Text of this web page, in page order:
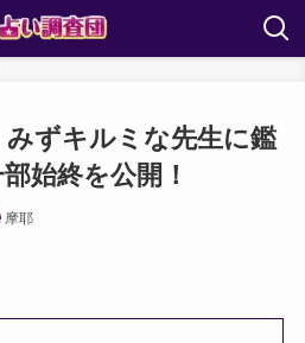
みずキルミな先生に鑑
始終を公開！
摩耶